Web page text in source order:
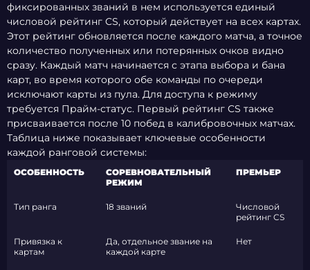
фиксированных званий в нем используется единый
числовой рейтинг CS, который действует на всех картах.
Этот рейтинг обновляется после каждого матча, а точное
количество полученных или потерянных очков видно
сразу. Каждый матч начинается с этапа выбора и бана
карт, во время которого обе команды по очереди
исключают карты из пула. Для доступа к режиму
требуется Прайм-статус. Первый рейтинг CS также
присваивается после 10 побед в калибровочных матчах.
Таблица ниже показывает ключевые особенности
каждой ранговой системы:
ОСОБЕННОСТЬ
СОРЕВНОВАТЕЛЬНЫЙ
РЕЖИМ
ПРЕМЬЕР
Тип ранга 18 званий
Числовой
рейтинг CS
Привязка к
картам
Да, отдельное звание на
каждой карте
Нет